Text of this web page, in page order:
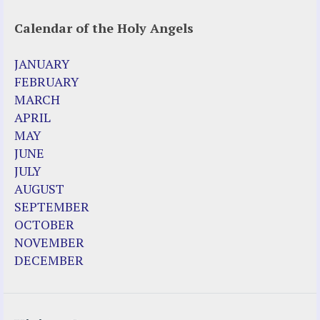
Other Websites
Agnes-Marie (France)
Bayside
Blessed Elena Aiello
Christina Gallagher
Dozule (France)
Emma de Guzman
Enoch
Fr. Jose Maniyangat
Fr. Martin (Sam) Johnston
Garabandal
Garabandal Movie 2018
Gloria Polo
Calendar of the Holy Angels
JANUARY
FEBRUARY
MARCH
APRIL
MAY
JUNE
JULY
AUGUST
SEPTEMBER
OCTOBER
NOVEMBER
DECEMBER